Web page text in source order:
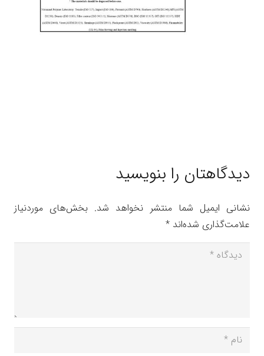
دیدگاهتان را بنویسید
نشانی ایمیل شما منتشر نخواهد شد. بخش‌های موردنیاز
علامت‌گذاری شده‌اند *